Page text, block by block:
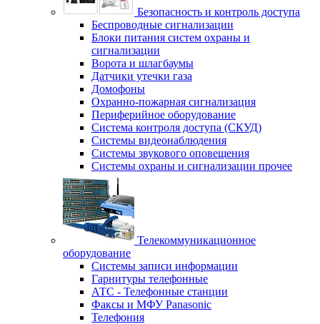
Безопасность и контроль доступа
Беспроводные сигнализации
Блоки питания систем охраны и
сигнализации
Ворота и шлагбаумы
Датчики утечки газа
Домофоны
Охранно-пожарная сигнализация
Периферийное оборудование
Система контроля доступа (СКУД)
Системы видеонаблюдения
Системы звукового оповещения
Системы охраны и сигнализации прочее
Телекоммуникационное
оборудование
Системы записи информации
Гарнитуры телефонные
АТС - Телефонные станции
Факсы и МФУ Panasonic
Телефония